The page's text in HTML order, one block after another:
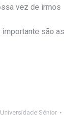
vez de irmos
são as
Universidade Sénior